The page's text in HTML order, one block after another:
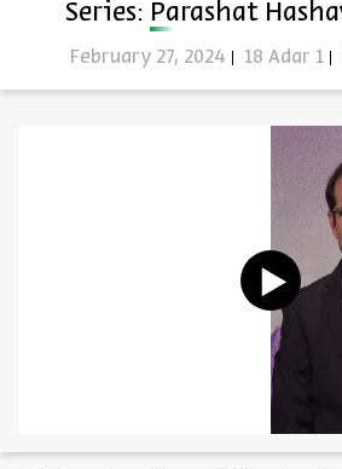
Series: Parashat
February 27, 2024 18 Adar 1